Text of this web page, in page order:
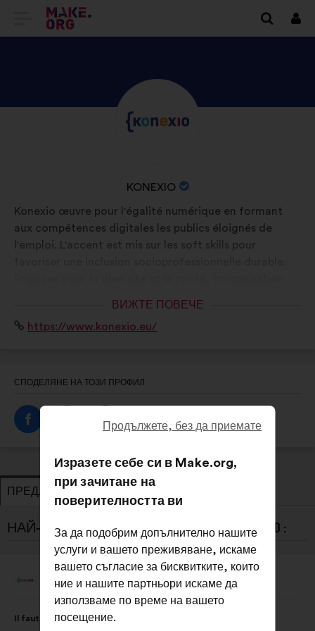
ОТИДЕТЕ
НАЧАЛНАТА
СТРАНИЦА
ВИЖТЕ
KONEXIO
ИМЕ
ОРГАНИЗАЦИЯТА:
KONEXIO
Биография:
Konexio œuvre pour l'égalité numérique en formant
aux compétences digitales les publics éloignés de
l'emploi. L'accent est mis sur les soft skills pour
défis de l’intelligence artificielle.
ВИЖТЕ ПОВЕЧЕ
Уебсайт:
https://www.konexio.eu/
СПОДЕЛЯНЕ НА ТОЗИ ПРОФИЛ
ПРЕДЛОЖЕНИЯ
НАЙ-НОВИТЕ ПРЕДЛОЖЕНИЯ ОТ KONEXIO :
Предложение
Konexio
Съдържание
на
Il faut mettre en place des formations sur les biais et la
разпределението
Продължете, без да приемате
Изразете себе си в Make.org,
при зачитане на
поверителността ви
За да подобрим допълнително нашите
услуги и вашето преживяване, искаме
вашето съгласие за бисквитките, които
ние и нашите партньори искаме да
използваме по време на вашето
посещение.